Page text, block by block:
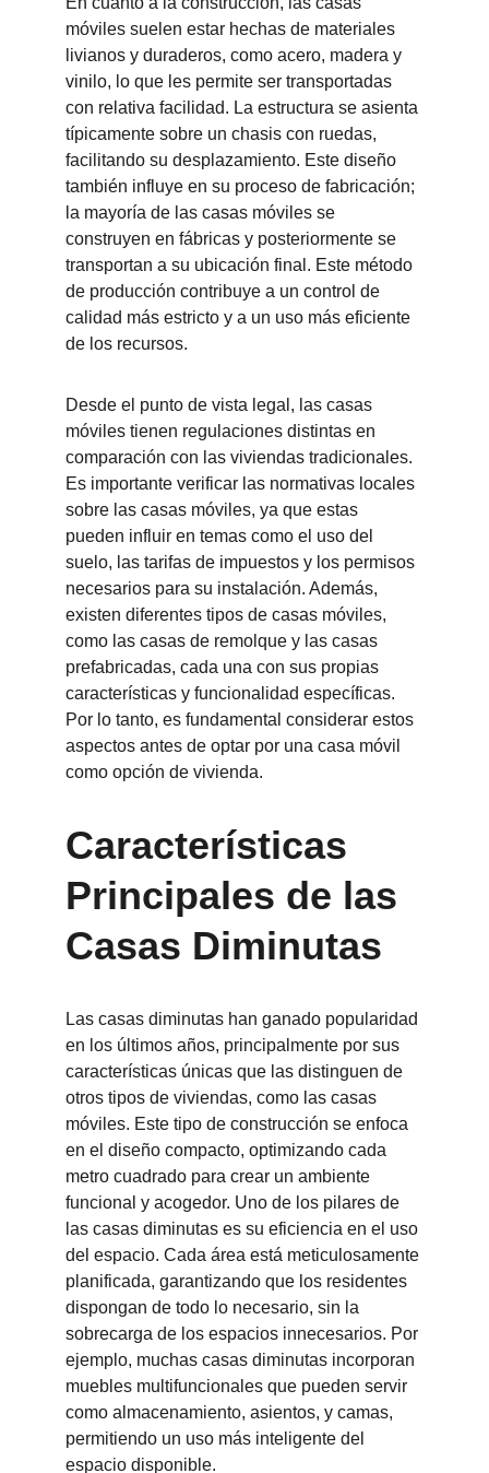
móviles suelen estar hechas de materiales
livianos y duraderos, como acero, madera y
vinilo, lo que les permite ser transportadas
con relativa facilidad. La estructura se asienta
típicamente sobre un chasis con ruedas,
facilitando su desplazamiento. Este diseño
también influye en su proceso de fabricación;
la mayoría de las casas móviles se
construyen en fábricas y posteriormente se
transportan a su ubicación final. Este método
de producción contribuye a un control de
calidad más estricto y a un uso más eficiente
de los recursos.
Desde el punto de vista legal, las casas
móviles tienen regulaciones distintas en
comparación con las viviendas tradicionales.
Es importante verificar las normativas locales
sobre las casas móviles, ya que estas
pueden influir en temas como el uso del
suelo, las tarifas de impuestos y los permisos
necesarios para su instalación. Además,
existen diferentes tipos de casas móviles,
como las casas de remolque y las casas
prefabricadas, cada una con sus propias
características y funcionalidad específicas.
Por lo tanto, es fundamental considerar estos
aspectos antes de optar por una casa móvil
como opción de vivienda.
Características
Principales de las
Casas Diminutas
Las casas diminutas han ganado popularidad
en los últimos años, principalmente por sus
características únicas que las distinguen de
otros tipos de viviendas, como las casas
móviles. Este tipo de construcción se enfoca
en el diseño compacto, optimizando cada
metro cuadrado para crear un ambiente
funcional y acogedor. Uno de los pilares de
las casas diminutas es su eficiencia en el uso
del espacio. Cada área está meticulosamente
planificada, garantizando que los residentes
dispongan de todo lo necesario, sin la
sobrecarga de los espacios innecesarios. Por
ejemplo, muchas casas diminutas incorporan
muebles multifuncionales que pueden servir
como almacenamiento, asientos, y camas,
permitiendo un uso más inteligente del
espacio disponible.